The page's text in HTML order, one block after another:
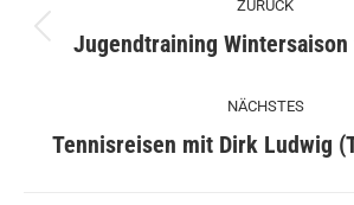
ZURÜCK
Vorheriger
Jugendtraining
NÄCHSTES
Nächster
Tennisreisen mit Dirk Ludwig